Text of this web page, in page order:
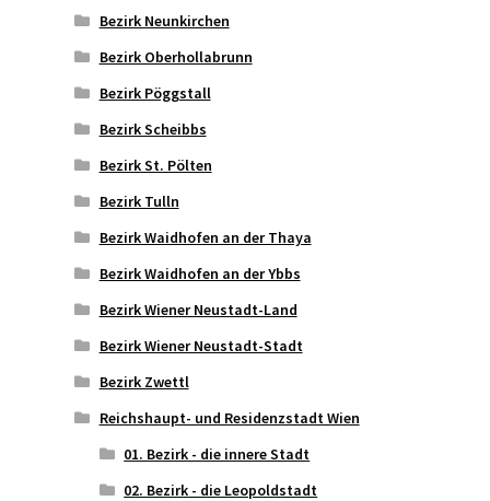
Bezirk Neunkirchen
Bezirk Oberhollabrunn
Bezirk Pöggstall
Bezirk Scheibbs
Bezirk St. Pölten
Bezirk Tulln
Bezirk Waidhofen an der Thaya
Bezirk Waidhofen an der Ybbs
Bezirk Wiener Neustadt-Land
Bezirk Wiener Neustadt-Stadt
Bezirk Zwettl
Reichshaupt- und Residenzstadt Wien
01. Bezirk - die innere Stadt
02. Bezirk - die Leopoldstadt